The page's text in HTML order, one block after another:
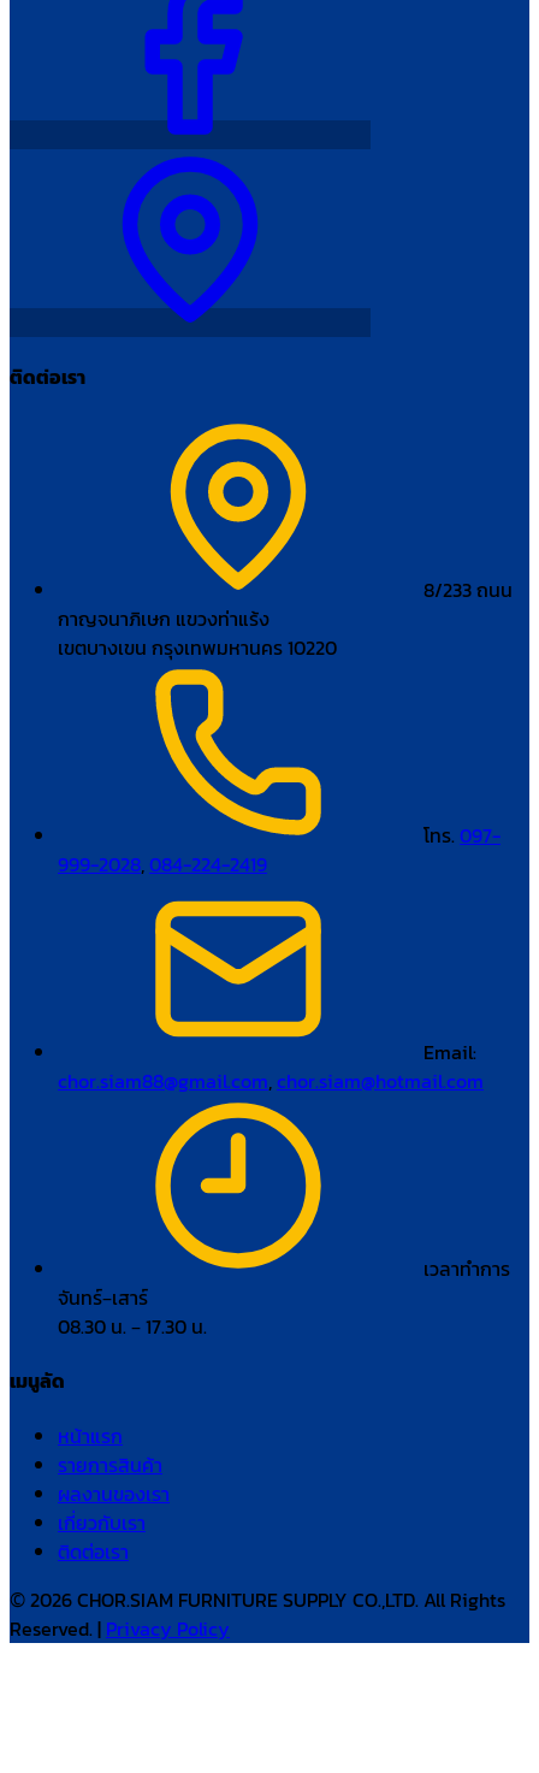
ติดต่อเรา
8/233 ถนน
กาญจนาภิเษก แขวงท่าแร้ง
เขตบางเขน กรุงเทพมหานคร 10220
โทร. 097-
999-2028,084-224-2419
Email:
chor.siam88@gmail.com,chor.siam@hotmail.com
เวลาทำการ
จันทร์–เสาร์
08.30 น. – 17.30 น.
เมนูลัด
หน้าแรก
รายการสินค้า
ผลงานของเรา
เกี่ยวกับเรา
ติดต่อเรา
© 2026 CHOR.SIAM FURNITURE SUPPLY CO.,LTD. All Rights
Reserved. | Privacy Policy